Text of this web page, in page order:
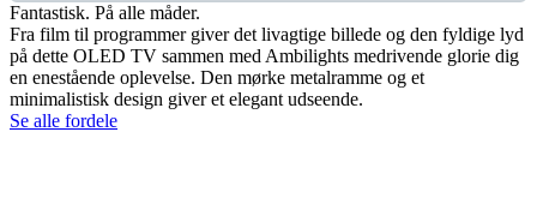
Fantastisk. På alle måder.
Fra film til programmer giver det livagtige billede og den fyldige lyd
på dette OLED TV sammen med Ambilights medrivende glorie dig
en enestående oplevelse. Den mørke metalramme og et
minimalistisk design giver et elegant udseende.
Se alle fordele